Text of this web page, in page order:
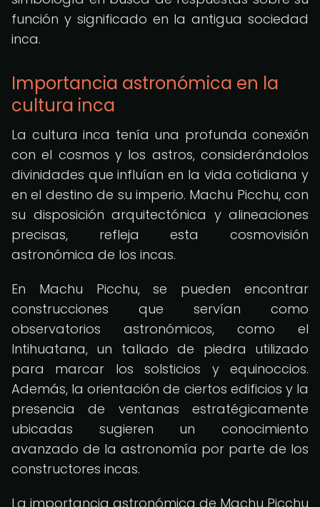
función y significado en la antigua sociedad
inca.
Importancia astronómica en la
cultura inca
La cultura inca tenía una profunda conexión
con el cosmos y los astros, considerándolos
divinidades que influían en la vida cotidiana y
en el destino de su imperio. Machu Picchu, con
su disposición arquitectónica y alineaciones
precisas, refleja esta cosmovisión
astronómica de los incas.
En Machu Picchu, se pueden encontrar
construcciones que servían como
observatorios astronómicos, como el
Intihuatana, un tallado de piedra utilizado
para marcar los solsticios y equinoccios.
Además, la orientación de ciertos edificios y la
presencia de ventanas estratégicamente
ubicadas sugieren un conocimiento
avanzado de la astronomía por parte de los
constructores incas.
La importancia astronómica de Machu Picchu